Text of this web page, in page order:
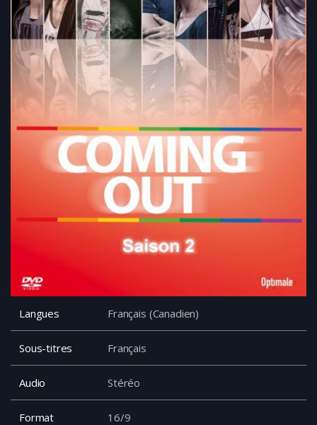
Langues Français (Canadien)
Sous-titres Français
Audio Stéréo
Format
16/9